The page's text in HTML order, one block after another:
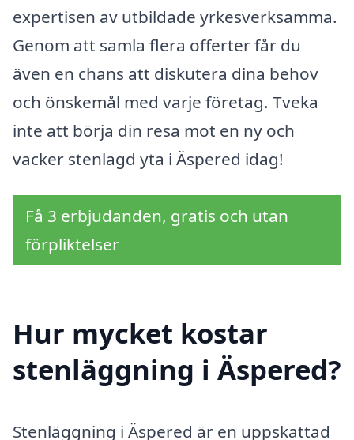
expertisen av utbildade yrkesverksamma.
Genom att samla flera offerter får du
även en chans att diskutera dina behov
och önskemål med varje företag. Tveka
inte att börja din resa mot en ny och
vacker stenlagd yta i Äspered idag!
Få 3 erbjudanden, gratis och utan
förpliktelser
Hur mycket kostar
stenläggning i Äspered?
Stenläggning i Äspered är en uppskattad